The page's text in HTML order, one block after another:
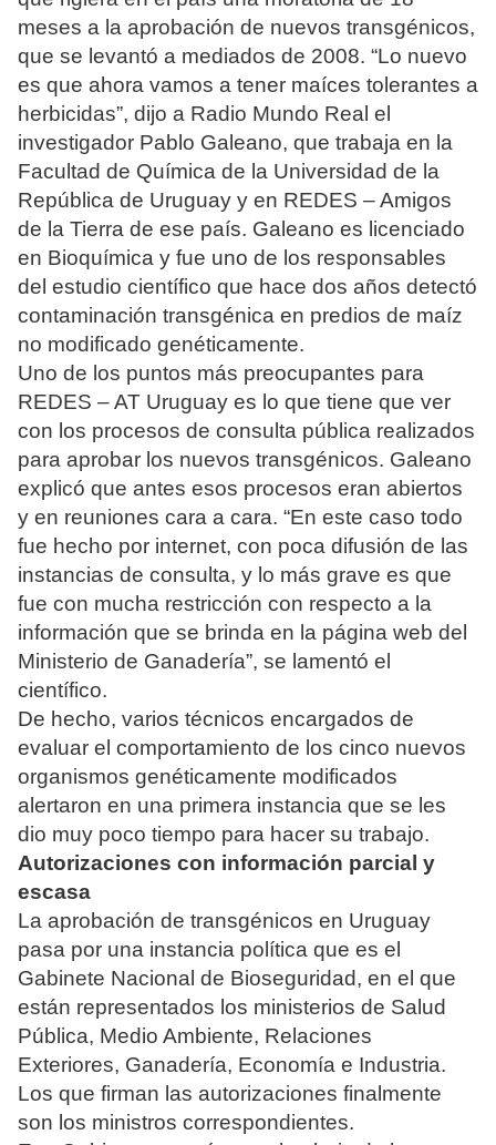
meses a la aprobación de nuevos transgénicos,
que se levantó a mediados de 2008. “Lo nuevo
es que ahora vamos a tener maíces tolerantes a
herbicidas”, dijo a Radio Mundo Real el
investigador Pablo Galeano, que trabaja en la
Facultad de Química de la Universidad de la
República de Uruguay y en REDES – Amigos
de la Tierra de ese país. Galeano es licenciado
en Bioquímica y fue uno de los responsables
del estudio científico que hace dos años detectó
contaminación transgénica en predios de maíz
no modificado genéticamente.
Uno de los puntos más preocupantes para
REDES – AT Uruguay es lo que tiene que ver
con los procesos de consulta pública realizados
para aprobar los nuevos transgénicos. Galeano
explicó que antes esos procesos eran abiertos
y en reuniones cara a cara. “En este caso todo
fue hecho por internet, con poca difusión de las
instancias de consulta, y lo más grave es que
fue con mucha restricción con respecto a la
información que se brinda en la página web del
Ministerio de Ganadería”, se lamentó el
científico.
De hecho, varios técnicos encargados de
evaluar el comportamiento de los cinco nuevos
organismos genéticamente modificados
alertaron en una primera instancia que se les
dio muy poco tiempo para hacer su trabajo.
Autorizaciones con información parcial y
escasa
La aprobación de transgénicos en Uruguay
pasa por una instancia política que es el
Gabinete Nacional de Bioseguridad, en el que
están representados los ministerios de Salud
Pública, Medio Ambiente, Relaciones
Exteriores, Ganadería, Economía e Industria.
Los que firman las autorizaciones finalmente
son los ministros correspondientes.